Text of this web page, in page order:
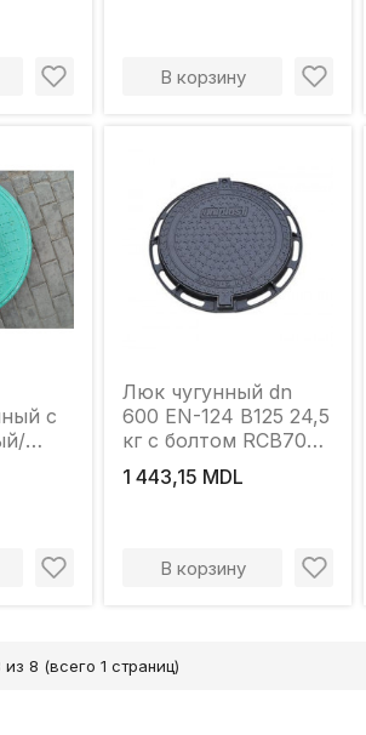
В корзину
с
Люк чугунный dn
600 EN-124 B125 24,5
кг с болтом RCB700
(585x700x45)
1 443,15 MDL
В корзину
8 (всего 1 страниц)